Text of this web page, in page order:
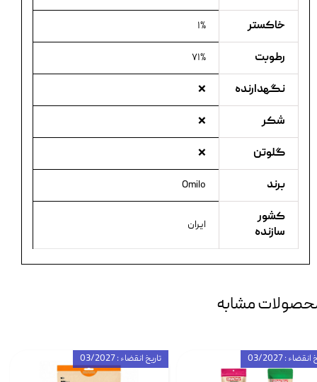
خاکستر ۱%
رطوبت ۷۱%
نگهدارنده ❌
شکر ❌
گلوتن ❌
برند Omilo
کشور
سازنده
ایران
مشابه
تاریخ انقضاء : 03/2027 : 03/2027